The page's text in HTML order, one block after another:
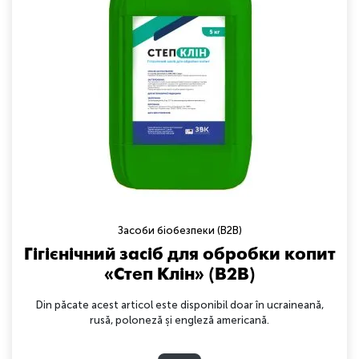
Засоби біобезпеки (B2B)
Гігієнічний засіб для обробки копит
«Степ Клін» (B2B)
Din păcate acest articol este disponibil doar în ucraineană,
rusă, poloneză și engleză americană.